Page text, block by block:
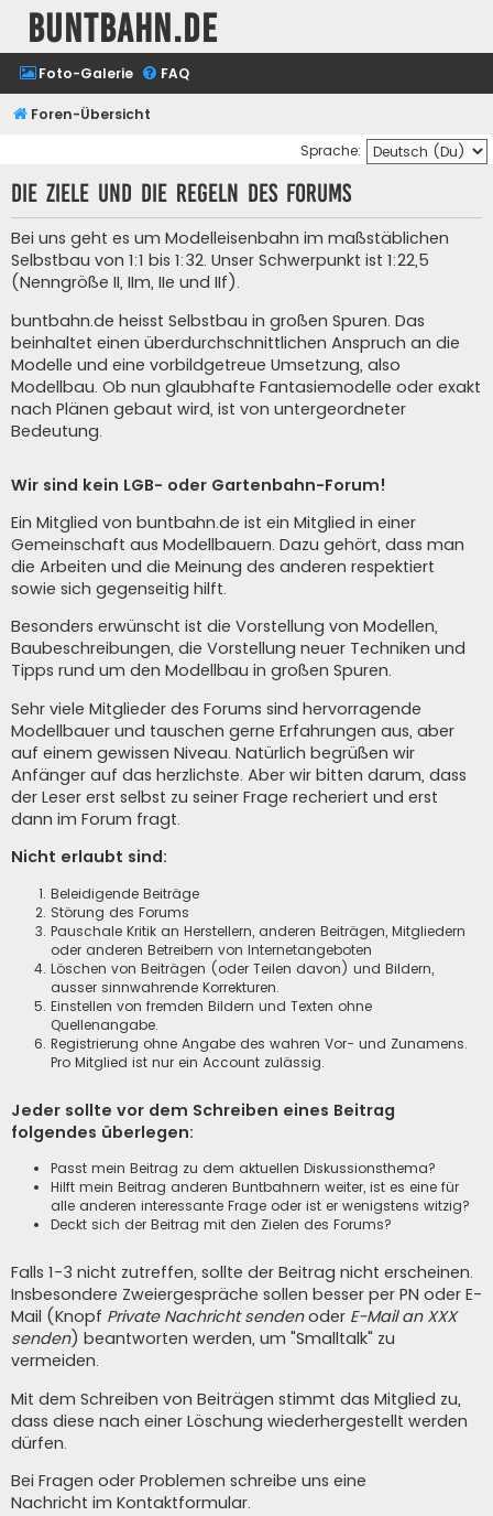
buntbahn.de
Foto-Galerie FAQ
Foren-Übersicht
Sprache:
Die Ziele und die Regeln des Forums
Bei uns geht es um Modelleisenbahn im maßstäblichen
Selbstbau von 1:1 bis 1:32. Unser Schwerpunkt ist 1:22,5
(Nenngröße II, IIm, IIe und IIf).
buntbahn.de heisst Selbstbau in großen Spuren. Das
beinhaltet einen überdurchschnittlichen Anspruch an die
Modelle und eine vorbildgetreue Umsetzung, also
Modellbau. Ob nun glaubhafte Fantasiemodelle oder exakt
nach Plänen gebaut wird, ist von untergeordneter
Bedeutung.
Wir sind kein LGB- oder Gartenbahn-Forum!
Ein Mitglied von buntbahn.de ist ein Mitglied in einer
Gemeinschaft aus Modellbauern. Dazu gehört, dass man
die Arbeiten und die Meinung des anderen respektiert
sowie sich gegenseitig hilft.
Besonders erwünscht ist die Vorstellung von Modellen,
Baubeschreibungen, die Vorstellung neuer Techniken und
Tipps rund um den Modellbau in großen Spuren.
Sehr viele Mitglieder des Forums sind hervorragende
Modellbauer und tauschen gerne Erfahrungen aus, aber
auf einem gewissen Niveau. Natürlich begrüßen wir
Anfänger auf das herzlichste. Aber wir bitten darum, dass
der Leser erst selbst zu seiner Frage recheriert und erst
dann im Forum fragt.
Nicht erlaubt sind:
Beleidigende Beiträge
Störung des Forums
Pauschale Kritik an Herstellern, anderen Beiträgen, Mitgliedern
oder anderen Betreibern von Internetangeboten
Löschen von Beiträgen (oder Teilen davon) und Bildern,
ausser sinnwahrende Korrekturen.
Einstellen von fremden Bildern und Texten ohne
Quellenangabe.
Registrierung ohne Angabe des wahren Vor- und Zunamens.
Pro Mitglied ist nur ein Account zulässig.
Jeder sollte vor dem Schreiben eines Beitrag
folgendes überlegen:
Passt mein Beitrag zu dem aktuellen Diskussionsthema?
Hilft mein Beitrag anderen Buntbahnern weiter, ist es eine für
alle anderen interessante Frage oder ist er wenigstens witzig?
Deckt sich der Beitrag mit den Zielen des Forums?
Falls 1-3 nicht zutreffen, sollte der Beitrag nicht erscheinen.
Insbesondere Zweiergespräche sollen besser per PN oder E-
Mail (Knopf Private Nachricht sendenoder E-Mail an XXX
senden) beantworten werden, um "Smalltalk" zu
vermeiden.
Mit dem Schreiben von Beiträgen stimmt das Mitglied zu,
dass diese nach einer Löschung wiederhergestellt werden
dürfen.
Bei Fragen oder Problemen schreibe uns eine
Nachricht im Kontaktformular.